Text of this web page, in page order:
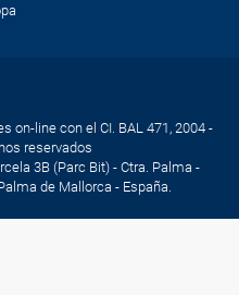
on-line con el CI. BAL 471, 2004 -
reservados
3B (Parc Bit) - Ctra. Palma -
de Mallorca - España.